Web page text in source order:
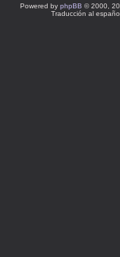
Powered by phpBB © 2000,
Traducción al